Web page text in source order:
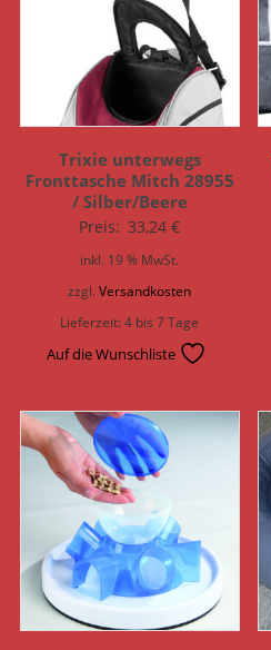
Trixie unterwegs
Fronttasche Mitch 28955
/ Silber/Beere
Preis: 33,24€
inkl. 19 % MwSt.
zzgl.Versandkosten
Lieferzeit:4 bis 7 Tage
Auf die Wunschliste